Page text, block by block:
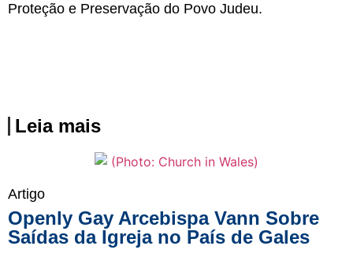
Proteção e Preservação do Povo Judeu.
Leia mais
Artigo
Openly Gay Arcebispa Vann Sobre
Saídas da Igreja no País de Gales